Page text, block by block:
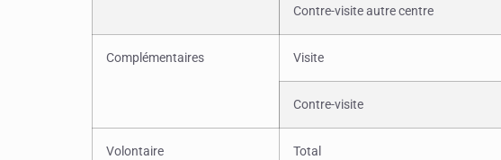
Contre-visite autre centre
Complémentaires Visite
Contre-visite
Volontaire Total